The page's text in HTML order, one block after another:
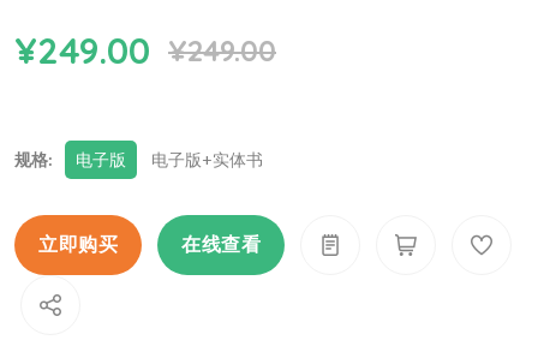
¥249.00 ¥249.00
规格: 电子版 电子版+实体书
立即购买 在线查看